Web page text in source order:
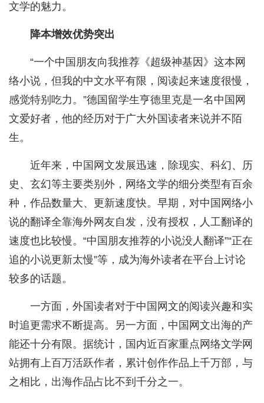
文学的魅力。
降本增效优势突出
“一个中国朋友向我推荐《超级神基因》这本网
络小说，但我的中文水平有限，阅读起来速度很慢，
感觉特别吃力。”德国留学生亨德里克是一名中国网
文爱好者，他的经历对于广大外国读者来说并不陌
生。
近年来，中国网文发展迅速，除现实、科幻、历
史、玄幻等主要类别外，网络文学的细分类型有百余
种，作品数量大、更新速度快。早期，对中国网络小
说的翻译全靠海外网友自发，没有授权，人工翻译的
速度也比较慢。“中国朋友推荐的小说没人翻译”“正在
追的小说更新太慢”等，成为海外读者在平台上讨论
较多的话题。
一方面，外国读者对于中国网文的阅读兴趣和实
时追更需求不断提高。另一方面，中国网文出海的产
能还十分有限。据统计，国内近百家重点网络文学网
站拥有上百万活跃作者，累计创作作品上千万部，与
之相比，出海作品占比不到千分之一。